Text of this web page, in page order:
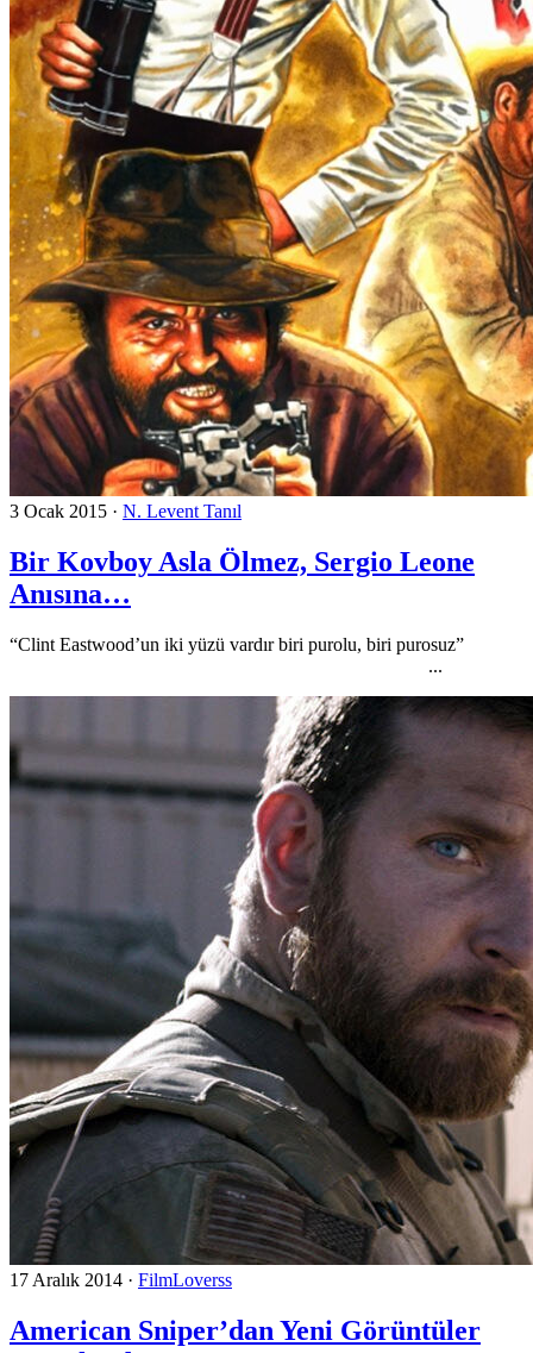
3 Ocak 2015 · N. Levent Tanıl
Bir Kovboy Asla Ölmez, Sergio Leone
Anısına…
“Clint Eastwood’un iki yüzü vardır biri purolu, biri purosuz”
...
17 Aralık 2014 · FilmLoverss
American Sniper’dan Yeni Görüntüler